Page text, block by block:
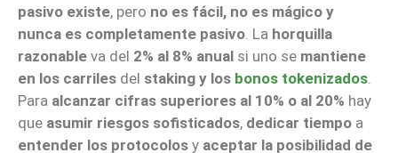
pasivo existe, pero no es fácil, no es mágico y
nunca es completamente pasivo. La horquilla
razonable va del 2% al 8% anual si uno se mantiene
en los carriles del staking y los bonos tokenizados.
Para alcanzar cifras superiores al 10% o al 20% hay
que asumir riesgos sofisticados, dedicar tiempo a
entender los protocolos y aceptar la posibilidad de